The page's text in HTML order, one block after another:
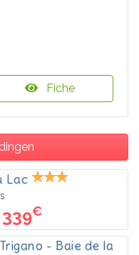
Fiche
Lac
339€
- Baie de la